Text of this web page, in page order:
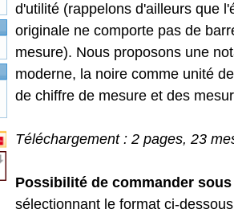
d'utilité (rappelons d'ailleurs que
originale ne comporte pas de
mesure). Nous proposons une
moderne, la noire comme unité
de chiffre de mesure et des
Téléchargement : 2 pages, 23
Possibilité de commander
sélectionnant le format ci-